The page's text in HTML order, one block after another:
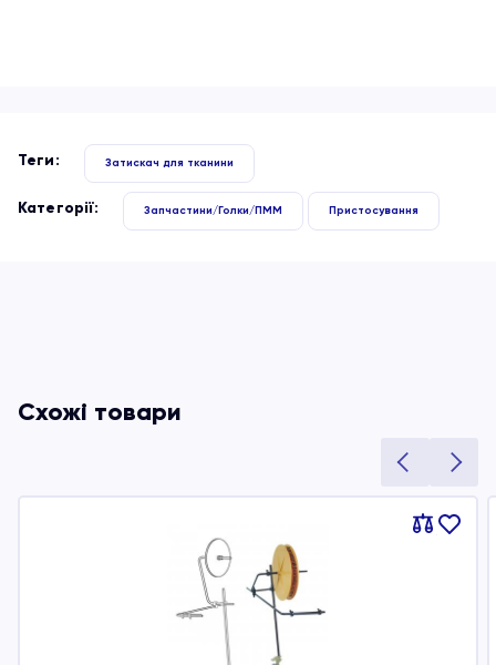
Теги: Затискач для тканини
Категорії: Запчастини/Голки/ПММ Пристосування
Схожі товари
Порівняти
В